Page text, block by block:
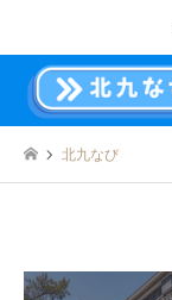
北九なび